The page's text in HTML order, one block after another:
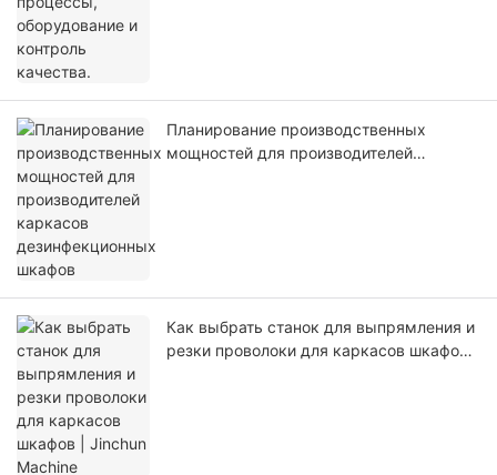
Планирование производственных
мощностей для производителей
Как выбрать станок для выпрямления и
резки проволоки для каркасов шкафов |